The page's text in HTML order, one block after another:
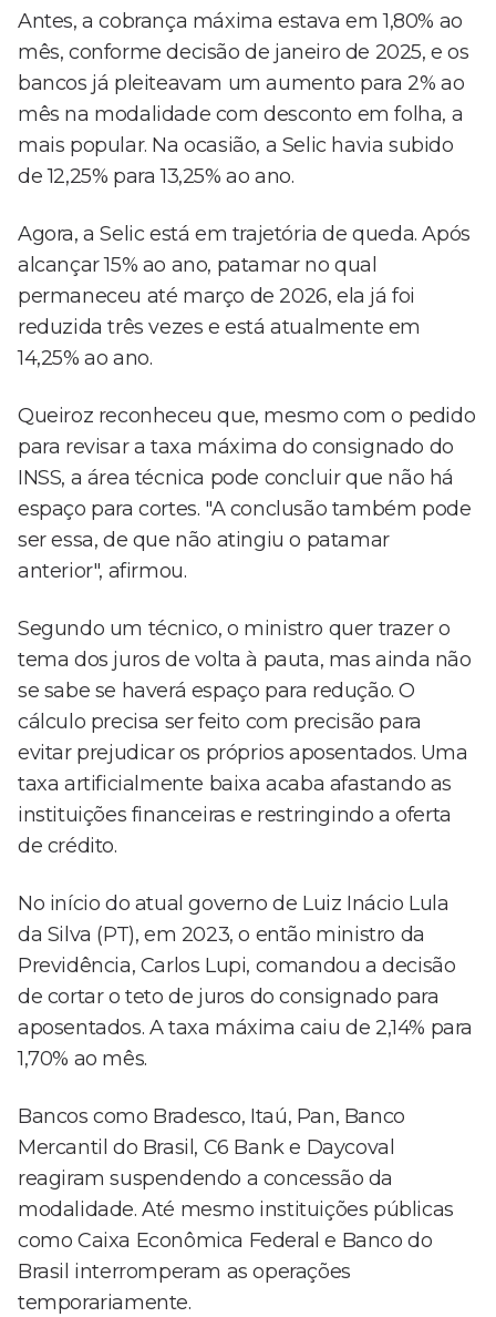
Antes, a cobrança máxima estava em 1,80% ao
mês, conforme decisão de janeiro de 2025, e os
bancos já pleiteavam um aumento para 2% ao
mês na modalidade com desconto em folha, a
mais popular. Na ocasião, a Selic havia subido
de 12,25% para 13,25% ao ano.
Agora, a Selic está em trajetória de queda. Após
alcançar 15% ao ano, patamar no qual
permaneceu até março de 2026, ela já foi
reduzida três vezes e está atualmente em
14,25% ao ano.
Queiroz reconheceu que, mesmo com o pedido
para revisar a taxa máxima do consignado do
INSS, a área técnica pode concluir que não há
espaço para cortes. "A conclusão também pode
ser essa, de que não atingiu o patamar
anterior", afirmou.
Segundo um técnico, o ministro quer trazer o
tema dos juros de volta à pauta, mas ainda não
se sabe se haverá espaço para redução. O
cálculo precisa ser feito com precisão para
evitar prejudicar os próprios aposentados. Uma
taxa artificialmente baixa acaba afastando as
instituições financeiras e restringindo a oferta
de crédito.
No início do atual governo de Luiz Inácio Lula
da Silva (PT), em 2023, o então ministro da
Previdência, Carlos Lupi, comandou a decisão
de cortar o teto de juros do consignado para
aposentados. A taxa máxima caiu de 2,14% para
1,70% ao mês.
Bancos como Bradesco, Itaú, Pan, Banco
Mercantil do Brasil, C6 Bank e Daycoval
reagiram suspendendo a concessão da
modalidade. Até mesmo instituições públicas
como Caixa Econômica Federal e Banco do
Brasil interromperam as operações
temporariamente.